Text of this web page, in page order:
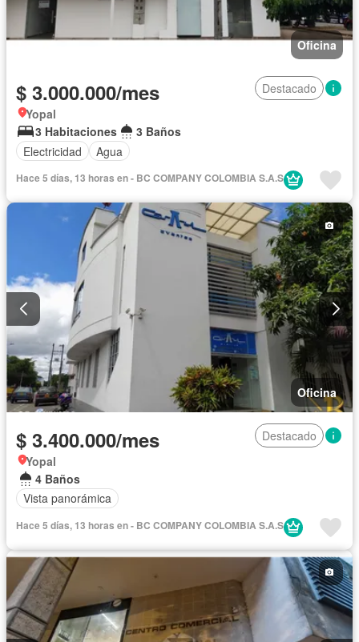
Oficina
$ 3.000.000/mes
Destacado
Yopal
3 Habitaciones
3 Baños
Electricidad
Agua
Hace 5 días, 13 horas en - BC COMPANY COLOMBIA S.A.S
Oficina
$ 3.400.000/mes
Destacado
Yopal
4 Baños
Vista panorámica
Hace 5 días, 13 horas en - BC COMPANY COLOMBIA S.A.S